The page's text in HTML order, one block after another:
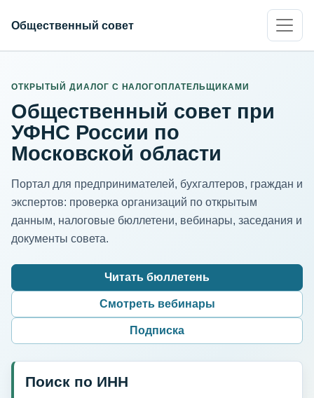
Общественный совет
ОТКРЫТЫЙ ДИАЛОГ С НАЛОГОПЛАТЕЛЬЩИКАМИ
Общественный совет при
УФНС России по
Московской области
Портал для предпринимателей, бухгалтеров, граждан и
экспертов: проверка организаций по открытым
данным, налоговые бюллетени, вебинары, заседания и
документы совета.
Читать бюллетень
Смотреть вебинары
Подписка
Поиск по ИНН
ИНН организации
Адрес для нормализации